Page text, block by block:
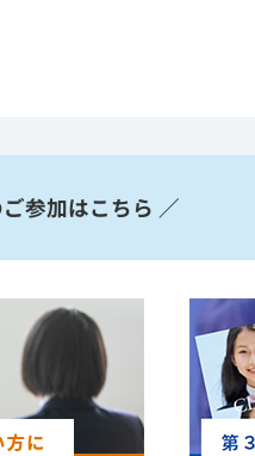
参加はこちら ／